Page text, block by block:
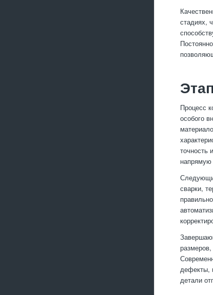
стадиях,
Процесс
особого
точность
напрямую
сварки,
размеров,
дефекты,
детали